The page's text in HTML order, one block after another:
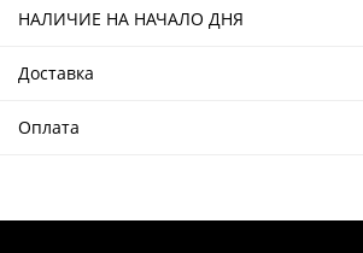
НАЛИЧИЕ НА НАЧАЛО ДНЯ
Доставка
Оплата